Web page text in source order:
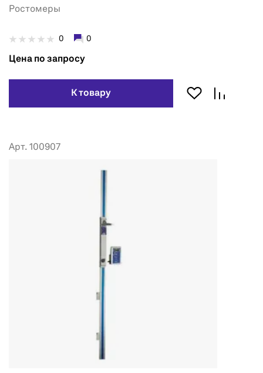
Ростомеры
0 0
Цена по запросу
К товару
Арт. 100907